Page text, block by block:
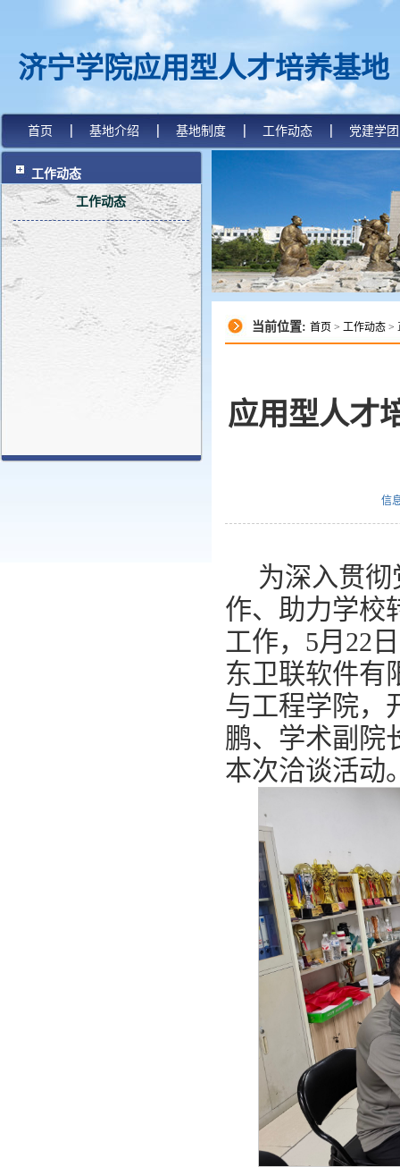
济宁学院应用型人才培养基地
首页 基地介绍 基地制度 工作动态 党建学团
工作动态
工作动态
当前位置: 首页 > 工作动态 >
应用型人才
信
为深入贯
作、助力学校
工作，5月22
东卫联软件有
与工程学院，
鹏、学术副院
本次洽谈活动